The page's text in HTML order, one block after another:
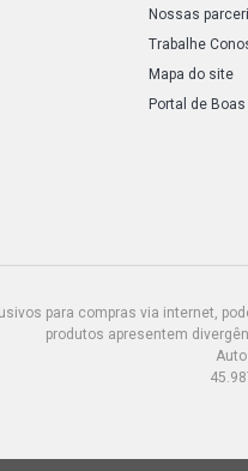
Nossas
Trabalhe
Mapa do site
Portal de
para compras via internet,
produtos apresentem